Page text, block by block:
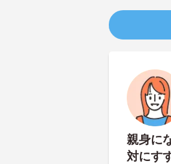
親身に
対にす